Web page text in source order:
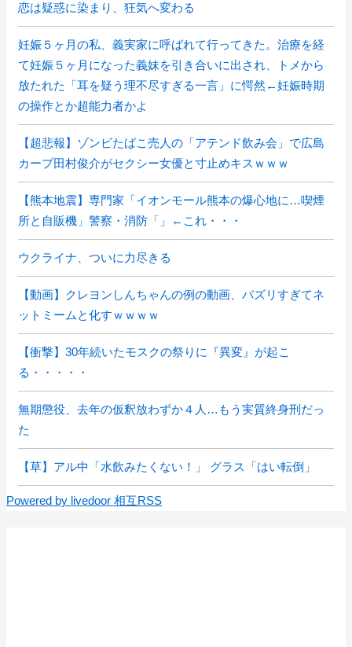
恋は疑惑に染まり、狂気へ変わる
妊娠５ヶ月の私、義実家に呼ばれて行ってきた。治療を経
て妊娠５ヶ月になった義妹を引き合いに出され、トメから
放たれた「耳を疑う理不尽すぎる一言」に愕然←妊娠時期
の操作とか超能力者かよ
【超悲報】ゾンビたばこ売人の「アテンド飲み会」で広島
カープ田村俊介がセクシー女優と寸止めキスｗｗｗ
【熊本地震】専門家「イオンモール熊本の爆心地に…喫煙
所と自販機」警察・消防「」←これ・・・
ウクライナ、ついに力尽きる
【動画】クレヨンしんちゃんの例の動画、バズリすぎてネ
ットミームと化すｗｗｗｗ
【衝撃】30年続いたモスクの祭りに『異変』が起こ
る・・・・・
無期懲役、去年の仮釈放わずか４人…もう実質終身刑だっ
た
【草】アル中「水飲みたくない！」 グラス「はい転倒」
Powered by livedoor 相互RSS